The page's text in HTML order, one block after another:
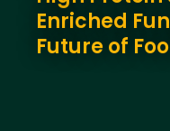
Enriched
Future of